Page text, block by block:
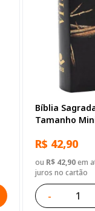
Bíblia
Tamanho
R$ 42,90
ou R$ 42,90em
juros no cartão
-